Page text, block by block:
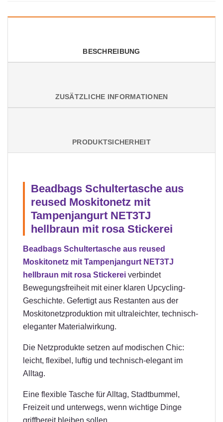
BESCHREIBUNG
ZUSÄTZLICHE INFORMATIONEN
PRODUKTSICHERHEIT
Beadbags Schultertasche aus
reused Moskitonetz mit
Tampenjangurt NET3TJ
hellbraun mit rosa Stickerei
Beadbags Schultertasche aus reused
Moskitonetz mit Tampenjangurt NET3TJ
hellbraun mit rosa Stickerei verbindet
Bewegungsfreiheit mit einer klaren Upcycling-
Geschichte. Gefertigt aus Restanten aus der
Moskitonetzproduktion mit ultraleichter, technisch-
eleganter Materialwirkung.
Die Netzprodukte setzen auf modischen Chic:
leicht, flexibel, luftig und technisch-elegant im
Alltag.
Eine flexible Tasche für Alltag, Stadtbummel,
Freizeit und unterwegs, wenn wichtige Dinge
griffbereit bleiben sollen.